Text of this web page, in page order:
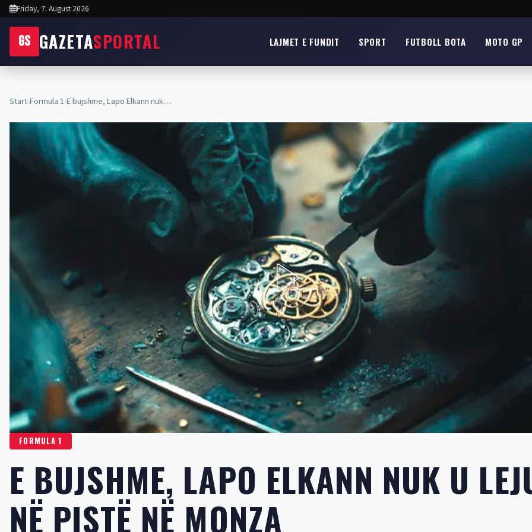
Friday, 7. August 2026
GS GAZETASPORTAL LAJMET E FUNDIT SPORT FUTBOLL BOTA MOTO GP
Start›Formula 1›E bujshme, Lapo Elkann nuk…
FORMULA 1
E BUJSHME, LAPO ELKANN NUK U
NË PISTË NË MONZA